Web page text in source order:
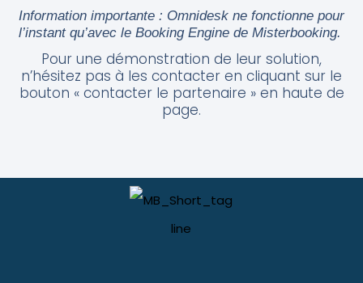
Information importante : Omnidesk ne fonctionne pour
l’instant qu’avec le Booking Engine de Misterbooking.
Pour une démonstration de leur solution,
n’hésitez pas à les contacter en cliquant sur le
bouton « contacter le partenaire » en haute de
page.